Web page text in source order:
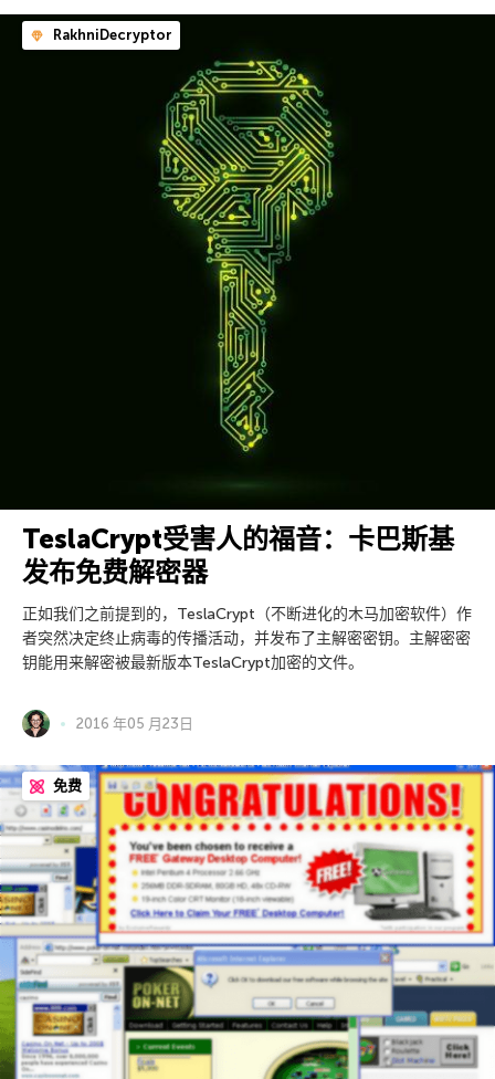
RakhniDecryptor
TeslaCrypt受害人的福音：卡巴斯基
发布免费解密器
正如我们之前提到的，TeslaCrypt（不断进化的木马加密软件）作
者突然决定终止病毒的传播活动，并发布了主解密密钥。主解密密
钥能用来解密被最新版本TeslaCrypt加密的文件。
2016 年05 月23日
免费